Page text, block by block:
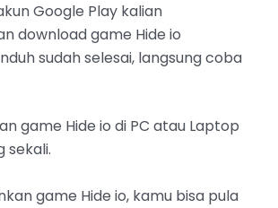
Google Play kalian
download game Hide io
sudah selesai, langsung coba
game Hide io di PC atau Laptop
sekali.
game Hide io, kamu bisa pula